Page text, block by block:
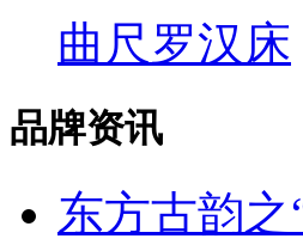
曲尺罗汉床
品牌资讯
东方古韵之